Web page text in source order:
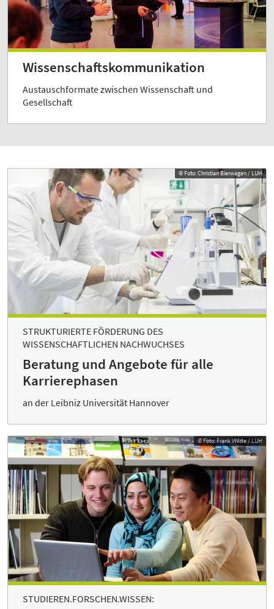
Wissenschaftskommunikation
Austauschformate zwischen Wissenschaft und
Gesellschaft
© Foto: Christian Bierwagen / LUH
STRUKTURIERTE FÖRDERUNG DES
WISSENSCHAFTLICHEN NACHWUCHSES
Beratung und Angebote für alle
Karrierephasen
an der Leibniz Universität Hannover
© Foto: Frank Wilde / LUH
STUDIEREN.FORSCHEN.WISSEN: